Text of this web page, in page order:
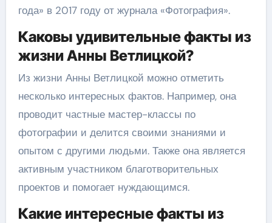
года» в 2017 году от журнала «Фотография».
Каковы удивительные факты из
жизни Анны Ветлицкой?
Из жизни Анны Ветлицкой можно отметить
несколько интересных фактов. Например, она
проводит частные мастер-классы по
фотографии и делится своими знаниями и
опытом с другими людьми. Также она является
активным участником благотворительных
проектов и помогает нуждающимся.
Какие интересные факты из